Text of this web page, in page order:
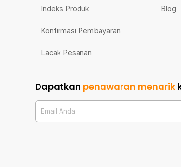
Indeks Produk
Konfirmasi Pembayaran
Lacak Pesanan
Blog
Dapatkan penawaran menarik
Email Anda